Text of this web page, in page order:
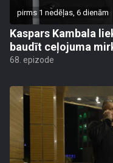
pirms 1 nedēļas, 6 dienām
Kaspars Kambala
baudīt ceļojuma
68. epizode